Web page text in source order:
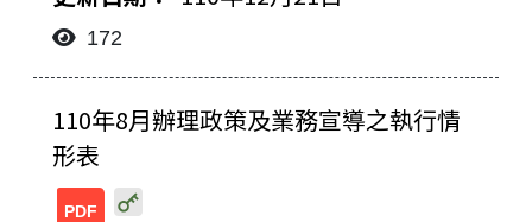
172
110年8月辦理政策及業務宣導之執行情
形表
20211221154043668619.pdf